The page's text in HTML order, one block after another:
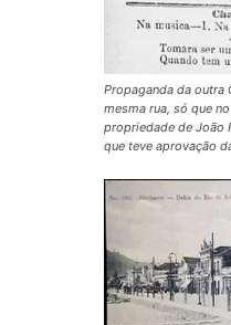
Propaganda da outra
mesma rua, só que
propriedade de João
que teve aprovação